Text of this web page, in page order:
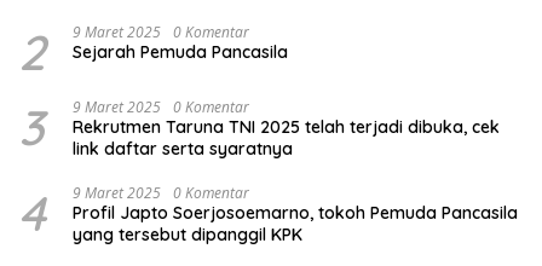
2 9 Maret 2025 0 Komentar
Sejarah Pemuda Pancasila
3 9 Maret 2025 0 Komentar
Rekrutmen Taruna TNI 2025 telah terjadi dibuka, cek
link daftar serta syaratnya
4 9 Maret 2025 0 Komentar
Profil Japto Soerjosoemarno, tokoh Pemuda Pancasila
yang tersebut dipanggil KPK